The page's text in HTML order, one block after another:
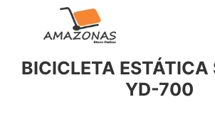
BICICLETA ESTÁTICA
YD-700